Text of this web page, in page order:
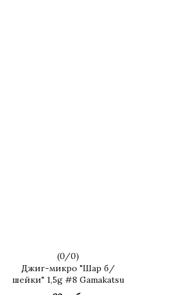
(0/0)
Джиг-микро "Шар б/
шейки" 1,5g #8 Gamakatsu